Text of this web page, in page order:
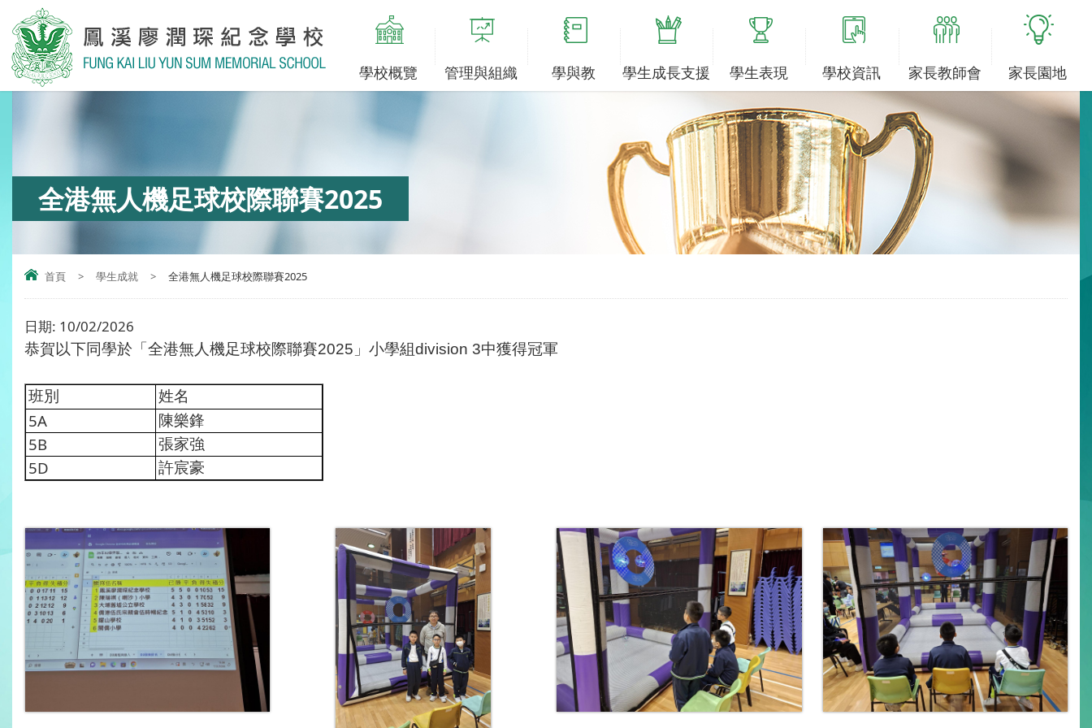
學校概覽 管理與組織 學與教 學生成長支援 學生表現 學校資訊 家長教師會 家長園地
全港無人機足球校際聯賽2025
首頁 > 學生成就 > 全港無人機足球校際聯賽2025
日期: 10/02/2026
恭賀以下同學於「 全港無人機足球校際聯賽2025 」 小學組division 3中獲得冠軍
班別 姓名
5A 陳樂鋒
5B 張家強
5D 許宸豪